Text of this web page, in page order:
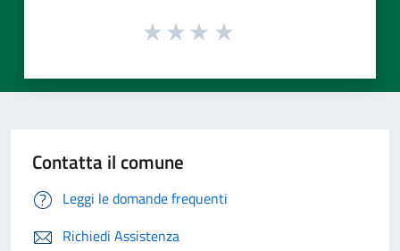
Contatta il comune
Leggi le domande frequenti
Richiedi Assistenza